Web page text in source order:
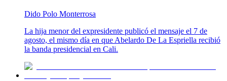
Dido Polo Monterrosa
La hija menor del expresidente publicó el mensaje el 7 de
agosto, el mismo día en que Abelardo De La Espriella recibió
la banda presidencial en Cali.